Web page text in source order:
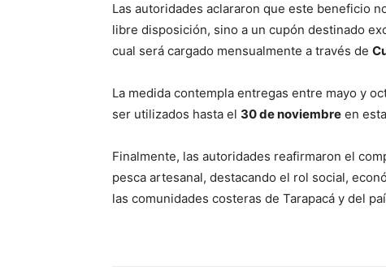
Las autoridades aclararon que este beneficio
libre disposición, sino a un cupón destinado
cual será cargado mensualmente a través de
La medida contempla entregas entre mayo y
ser utilizados hasta el 30 de noviembre en
Finalmente, las autoridades reafirmaron el
pesca artesanal, destacando el rol social,
las comunidades costeras de Tarapacá y del